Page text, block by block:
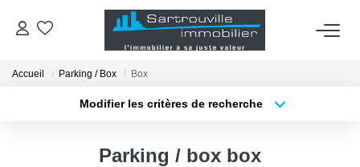
Accueil Parking / Box Box
Modifier les critères de recherche
Parking / box box